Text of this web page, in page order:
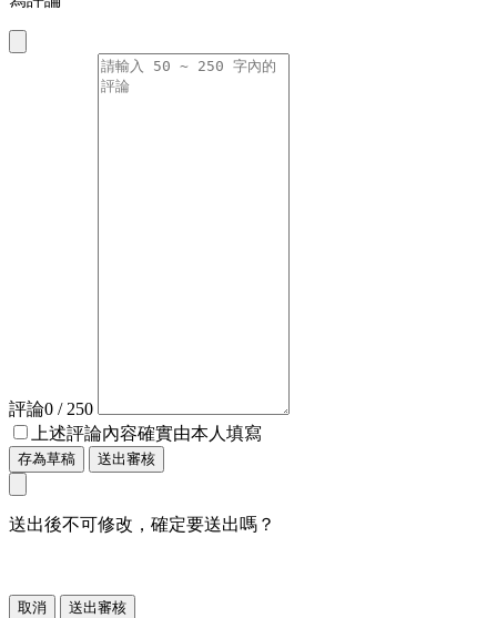
評論0 / 250
上述評論內容確實由本人填寫
存為草稿 送出審核
送出後不可修改，確定要送出嗎？
取消 送出審核